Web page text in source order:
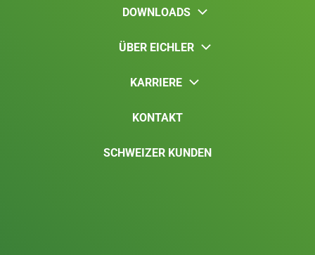
DOWNLOADS
ÜBER EICHLER
KARRIERE
KONTAKT
SCHWEIZER KUNDEN